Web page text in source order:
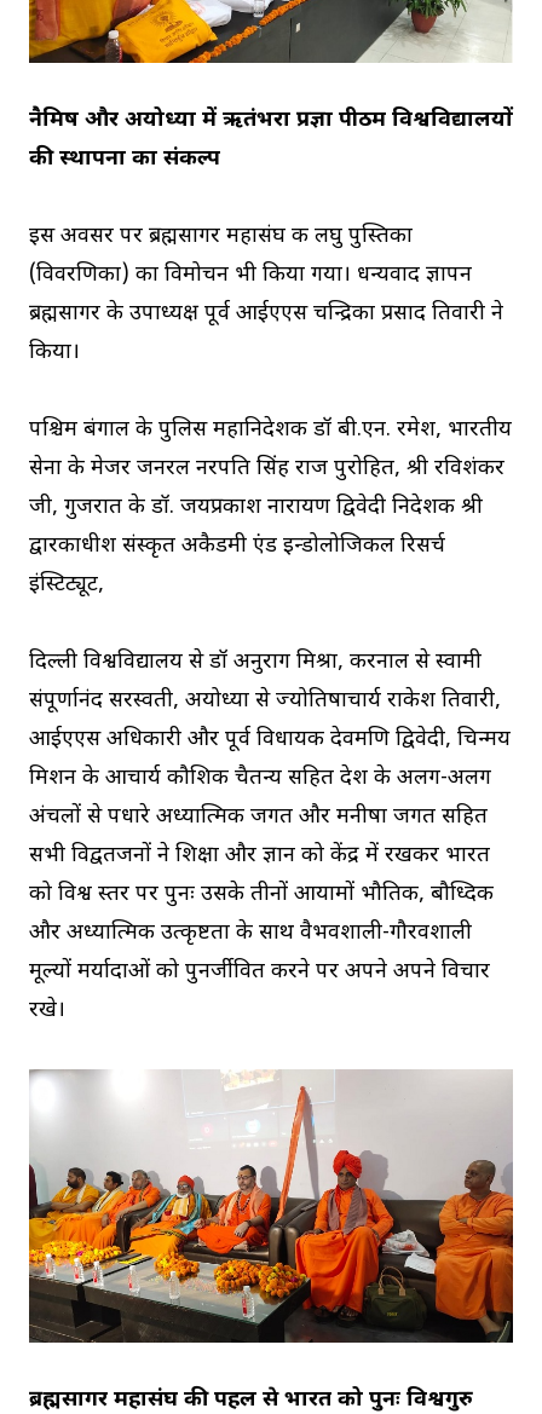
नैमिष और अयोध्या में ऋतंभरा प्रज्ञा पीठम विश्वविद्यालयों
की स्थापना का संकल्प
इस अवसर पर ब्रह्मसागर महासंघ की लघु पुस्तिका
(विवरणिका) का विमोचन भी किया गया। धन्यवाद ज्ञापन
ब्रह्मसागर के उपाध्यक्ष पूर्व आईएएस चन्द्रिका प्रसाद तिवारी ने
किया।
पश्चिम बंगाल के पुलिस महानिदेशक डॉ बी.एन. रमेश, भारतीय
सेना के मेजर जनरल नरपति सिंह राज पुरोहित, श्री रविशंकर
जी, गुजरात के डॉ. जयप्रकाश नारायण द्विवेदी निदेशक श्री
द्वारकाधीश संस्कृत अकैडमी एंड इन्डोलोजिकल रिसर्च
इंस्टिट्यूट,
दिल्ली विश्वविद्यालय से डॉ अनुराग मिश्रा, करनाल से स्वामी
संपूर्णानंद सरस्वती, अयोध्या से ज्योतिषाचार्य राकेश तिवारी,
आईएएस अधिकारी और पूर्व विधायक देवमणि द्विवेदी, चिन्मय
मिशन के आचार्य कौशिक चैतन्य सहित देश के अलग-अलग
अंचलों से पधारे अध्यात्मिक जगत और मनीषा जगत सहित
सभी विद्वतजनों ने शिक्षा और ज्ञान को केंद्र में रखकर भारत
को विश्व स्तर पर पुनः उसके तीनों आयामों भौतिक, बौध्दिक
और अध्यात्मिक उत्कृष्टता के साथ वैभवशाली-गौरवशाली
मूल्यों मर्यादाओं को पुनर्जीवित करने पर अपने अपने विचार
रखे।
ब्रह्मसागर महासंघ की पहल से भारत को पुनः विश्वगुरु